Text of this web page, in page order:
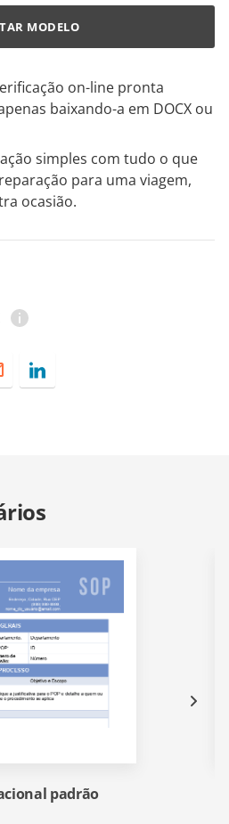
on-line pronta
baixando-a em DOCX ou
simples com tudo o que
para uma viagem,
ocasião.
MODELO
padrão